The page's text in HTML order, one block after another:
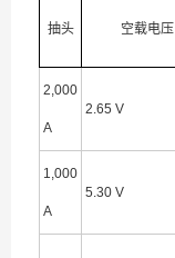
抽头 空载电压
2,000
A
2.65 V
1,000
A
5.30 V